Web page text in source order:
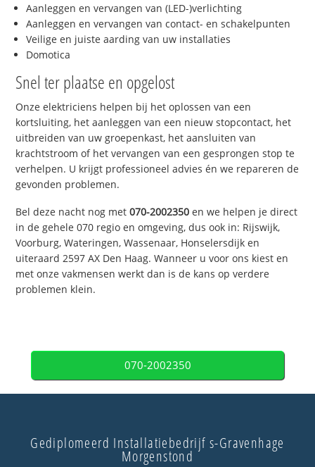
Aanleggen en vervangen van (LED-)verlichting
Aanleggen en vervangen van contact- en schakelpunten
Veilige en juiste aarding van uw installaties
Domotica
Snel ter plaatse en opgelost
Onze elektriciens helpen bij het oplossen van een
kortsluiting, het aanleggen van een nieuw stopcontact, het
uitbreiden van uw groepenkast, het aansluiten van
krachtstroom of het vervangen van een gesprongen stop te
verhelpen. U krijgt professioneel advies én we repareren de
gevonden problemen.
Bel deze nacht nog met070-2002350 en we helpen je direct
in de gehele 070 regio en omgeving, dus ook in: Rijswijk,
Voorburg, Wateringen, Wassenaar, Honselersdijk en
uiteraard 2597 AX Den Haag. Wanneer u voor ons kiest en
met onze vakmensen werkt dan is de kans op verdere
problemen klein.
070-2002350
Gediplomeerd Installatiebedrijf s-Gravenhage
Morgenstond